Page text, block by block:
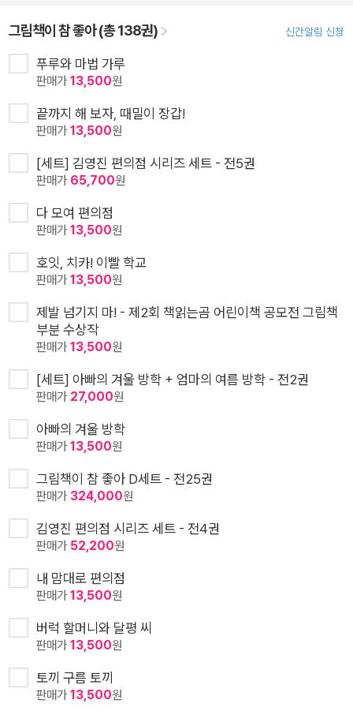
그림책이 참 좋아 (총 138권) 신간알림 신청
푸루와 마법 가루
판매가13,500원
끝까지 해 보자, 때밀이 장갑!
판매가13,500원
[세트] 김영진 편의점 시리즈 세트 - 전5권
판매가 65,700원
다 모여 편의점
판매가13,500원
호잇, 치카! 이빨 학교
판매가13,500원
제발 넘기지 마! - 제2회 책읽는곰 어린이책 공모전 그림책
부분 수상작
판매가13,500원
[세트] 아빠의 겨울 방학 + 엄마의 여름 방학 - 전2권
판매가 27,000원
아빠의 겨울 방학
판매가13,500원
그림책이 참 좋아 D세트 - 전25권
판매가 324,000원
김영진 편의점 시리즈 세트 - 전4권
판매가 52,200원
내 맘대로 편의점
판매가13,500원
버럭 할머니와 달평 씨
판매가13,500원
토끼 구름 토끼
판매가13,500원